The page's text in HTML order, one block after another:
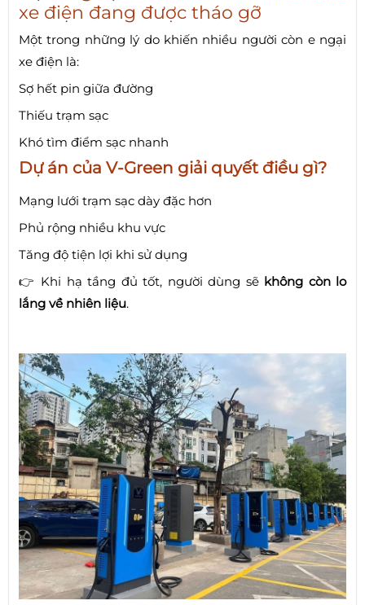
xe điện đang được tháo gỡ
Một trong những lý do khiến nhiều người còn e ngại
xe điện là:
Sợ hết pin giữa đường
Thiếu trạm sạc
Khó tìm điểm sạc nhanh
Dự án của V-Green giải quyết điều gì?
Mạng lưới trạm sạc dày đặc hơn
Phủ rộng nhiều khu vực
Tăng độ tiện lợi khi sử dụng
👉 Khi hạ tầng đủ tốt, người dùng sẽ không còn lo
lắng về nhiên liệu.